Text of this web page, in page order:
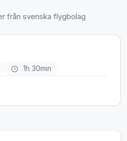
från svenska flygbolag
1h 30min